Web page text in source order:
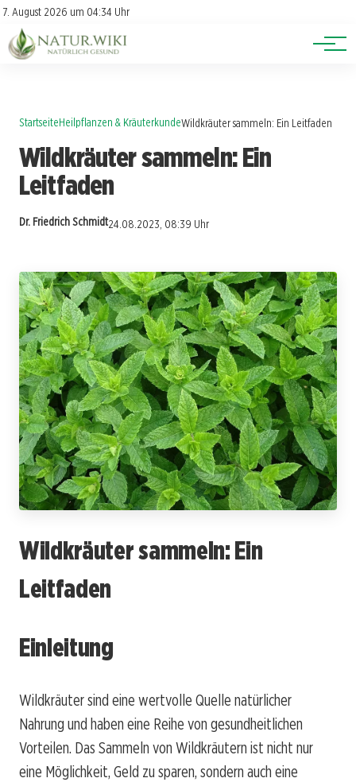
7. August 2026 um 04:34 Uhr
Account
Newsletter
Lexikon
Themen
StartseiteHeilpflanzen & KräuterkundeWildkräuter sammeln: Ein Leitfaden
Wildkräuter sammeln: Ein
Leitfaden
Dr. Friedrich Schmidt24.08.2023, 08:39 Uhr
Wildkräuter sammeln: Ein
Leitfaden
Einleitung
Wildkräuter sind eine wertvolle Quelle natürlicher
Nahrung und haben eine Reihe von gesundheitlichen
Vorteilen. Das Sammeln von Wildkräutern ist nicht nur
eine Möglichkeit, Geld zu sparen, sondern auch eine